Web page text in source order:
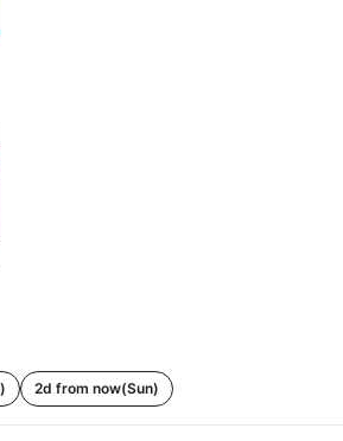
2d from now(Sun)